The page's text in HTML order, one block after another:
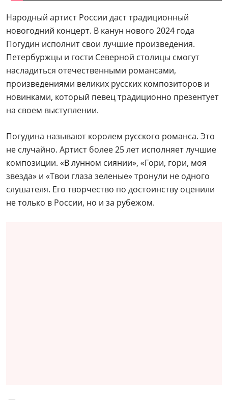
Народный артист России даст традиционный
новогодний концерт. В канун нового 2024 года
Погудин исполнит свои лучшие произведения.
Петербуржцы и гости Северной столицы смогут
насладиться отечественными романсами,
произведениями великих русских композиторов и
новинками, который певец традиционно презентует
на своем выступлении.
Погудина называют королем русского романса. Это
не случайно. Артист более 25 лет исполняет лучшие
композиции. «В лунном сиянии», «Гори, гори, моя
звезда» и «Твои глаза зеленые» тронули не одного
слушателя. Его творчество по достоинству оценили
не только в России, но и за рубежом.